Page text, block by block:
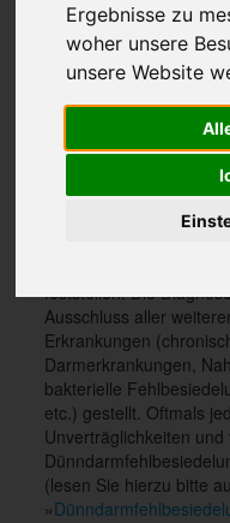
Ergebnisse zu
woher unsere
unsere Website
Der menschliche Darm
einem empfindlichen
umgeben, das jede
Bewertung an das
RDS werden teilweise
die andere Menschen
registrieren, von
wahrgenommen oder
Durchfällen beantwortet.
feststellen. Die
Ausschluss aller
Erkrankungen
Darmerkrankungen,
bakterielle
etc.) gestellt. Oftmals
Unverträglichkeiten
(lesen Sie hierzu bitte
»